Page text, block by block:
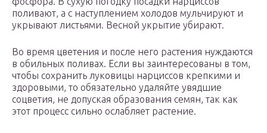
поливают, а с наступлением холодов мульчируют и
укрывают листьями. Весной укрытие убирают.
Во время цветения и после него растения нуждаются
в обильных поливах. Если вы заинтересованы в том,
чтобы сохранить луковицы нарциссов крепкими и
здоровыми, то обязательно удаляйте увядшие
соцветия, не допуская образования семян, так как
этот процесс сильно ослабляет растение.